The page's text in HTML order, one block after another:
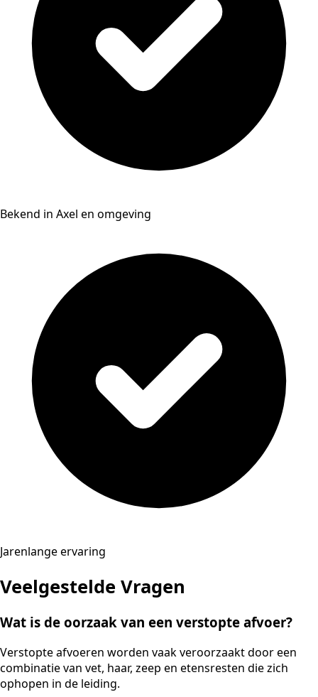
Bekend in Axel en omgeving
Jarenlange ervaring
Veelgestelde Vragen
Wat is de oorzaak van een verstopte afvoer?
Verstopte afvoeren worden vaak veroorzaakt door een
combinatie van vet, haar, zeep en etensresten die zich
ophopen in de leiding.